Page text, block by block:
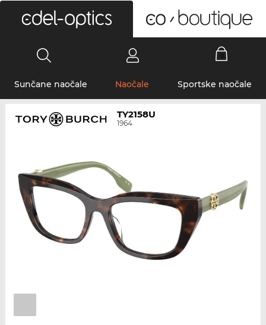
Sunčane naočale Naočale Sportske naočale
TY2158U
1964